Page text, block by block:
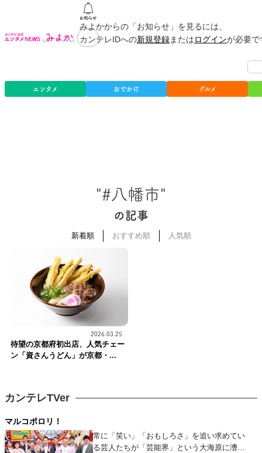
みよかからの「お知らせ」を見るには、
カンテレIDへの新規登録またはログインが必要
エンタメ おでかけ グルメ
"#八幡市"
の記事
新着順 おすすめ順 人気順
2026.03.25
待望の京都府初出店、人気チェー
ン「資さんうどん」が京都・...
カンテレTVer
マルコポロリ！
常に「笑い」「おもしろさ」を追い求めてい
る芸人たちが「芸能界」という大海原に漕ぎ